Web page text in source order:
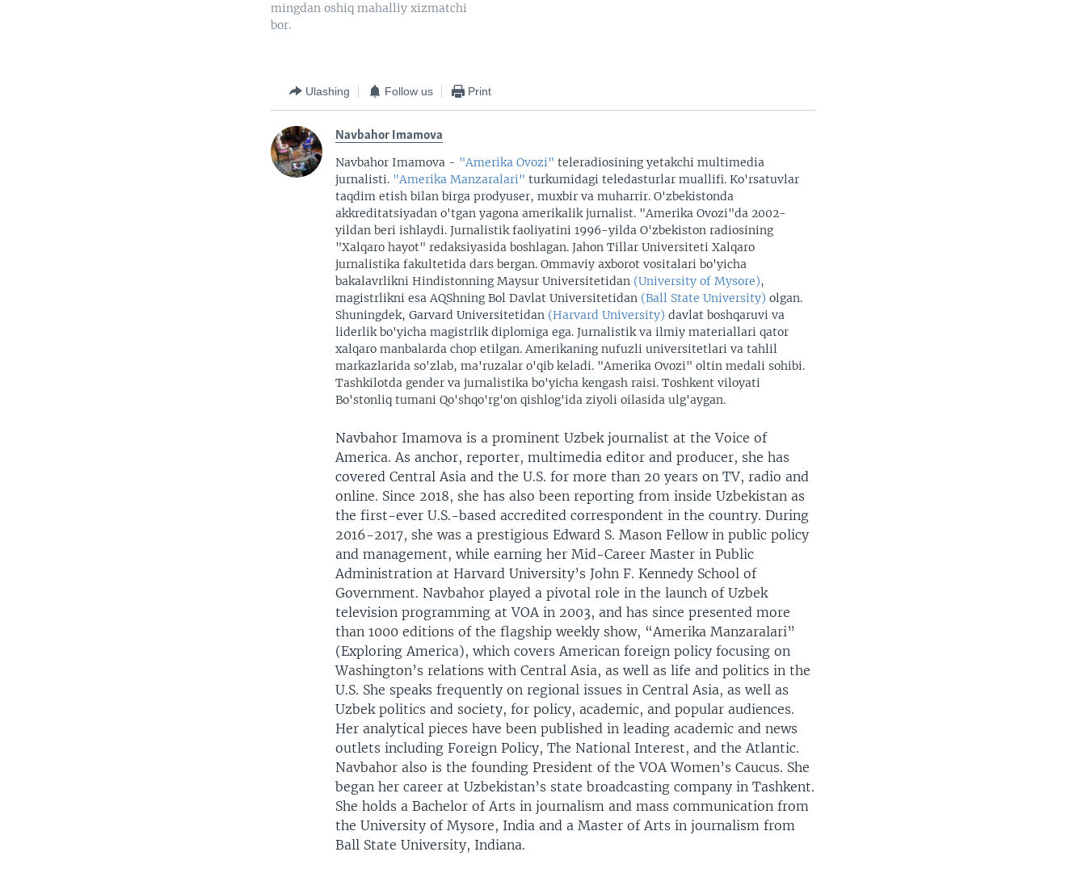
mingdan oshiq mahalliy xizmatchi
bor.
Ulashing Follow us Print
Navbahor Imamova
Navbahor Imamova - "Amerika Ovozi" teleradiosining yetakchi multimedia
jurnalisti. "Amerika Manzaralari"turkumidagi teledasturlar muallifi. Ko'rsatuvlar
taqdim etish bilan birga prodyuser, muxbir va muharrir. O'zbekistonda
akkreditatsiyadan o'tgan yagona amerikalik jurnalist. "Amerika Ovozi"da 2002-
yildan beri ishlaydi. Jurnalistik faoliyatini 1996-yilda O'zbekiston radiosining
"Xalqaro hayot" redaksiyasida boshlagan. Jahon Tillar Universiteti Xalqaro
jurnalistika fakultetida dars bergan. Ommaviy axborot vositalari bo'yicha
bakalavrlikni Hindistonning Maysur Universitetidan (University of Mysore),
magistrlikni esa AQShning Bol Davlat Universitetidan (Ball State University) olgan.
Shuningdek, Garvard Universitetidan (Harvard University) davlat boshqaruvi va
liderlik bo'yicha magistrlik diplomiga ega. Jurnalistik va ilmiy materiallari qator
xalqaro manbalarda chop etilgan. Amerikaning nufuzli universitetlari va tahlil
markazlarida so'zlab, ma'ruzalar o'qib keladi. "Amerika Ovozi" oltin medali sohibi.
Tashkilotda gender va jurnalistika bo'yicha kengash raisi. Toshkent viloyati
Bo'stonliq tumani Qo'shqo'rg'on qishlog'ida ziyoli oilasida ulg'aygan.
Navbahor Imamova is a prominent Uzbek journalist at the Voice of
America. As anchor, reporter, multimedia editor and producer, she has
covered Central Asia and the U.S. for more than 20 years on TV, radio and
online. Since 2018, she has also been reporting from inside Uzbekistan as
the first-ever U.S.-based accredited correspondent in the country. During
2016-2017, she was a prestigious Edward S. Mason Fellow in public policy
and management, while earning her Mid-Career Master in Public
Administration at Harvard University’s John F. Kennedy School of
Government. Navbahor played a pivotal role in the launch of Uzbek
television programming at VOA in 2003, and has since presented more
than 1000 editions of the flagship weekly show, “Amerika Manzaralari”
(Exploring America), which covers American foreign policy focusing on
Washington’s relations with Central Asia, as well as life and politics in the
U.S. She speaks frequently on regional issues in Central Asia, as well as
Uzbek politics and society, for policy, academic, and popular audiences.
Her analytical pieces have been published in leading academic and news
outlets including Foreign Policy, The National Interest, and the Atlantic.
Navbahor also is the founding President of the VOA Women’s Caucus. She
began her career at Uzbekistan’s state broadcasting company in Tashkent.
She holds a Bachelor of Arts in journalism and mass communication from
the University of Mysore, India and a Master of Arts in journalism from
Ball State University, Indiana.